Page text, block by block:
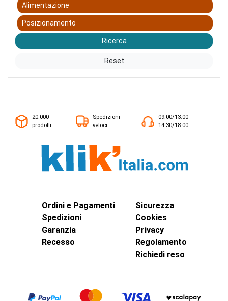
Alimentazione
Posizionamento
Ricerca
Reset
20.000
prodotti
Spedizioni
veloci
09:00/13:00 -
14:30/18:00
Ordini e Pagamenti
Spedizioni
Garanzia
Recesso
Sicurezza
Cookies
Privacy
Regolamento
Richiedi reso